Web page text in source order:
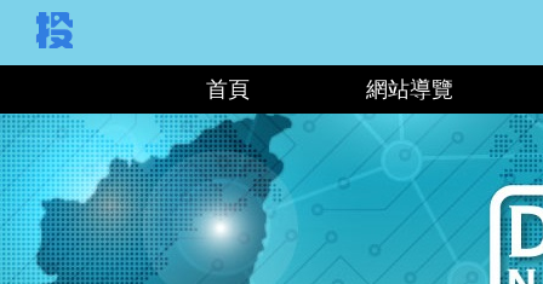
首頁 網站導覽